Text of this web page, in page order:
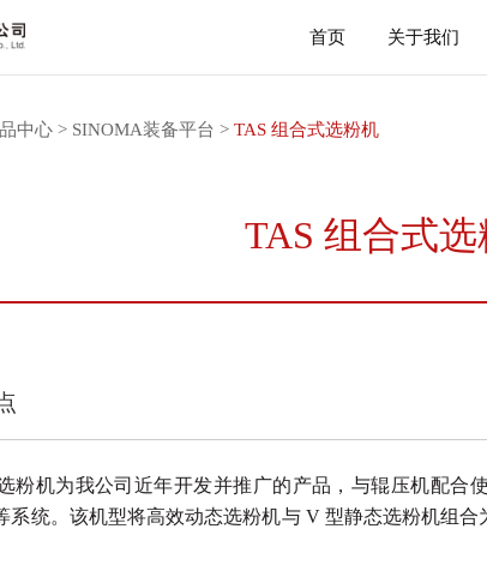
首页 关于我们
中心 > SINOMA装备平台 >TAS 组合式选粉机
TAS 组合式
粉机为我公司近年开发并推广的产品，与辊压机配合
系统。该机型将高效动态选粉机与 V 型静态选粉机组合